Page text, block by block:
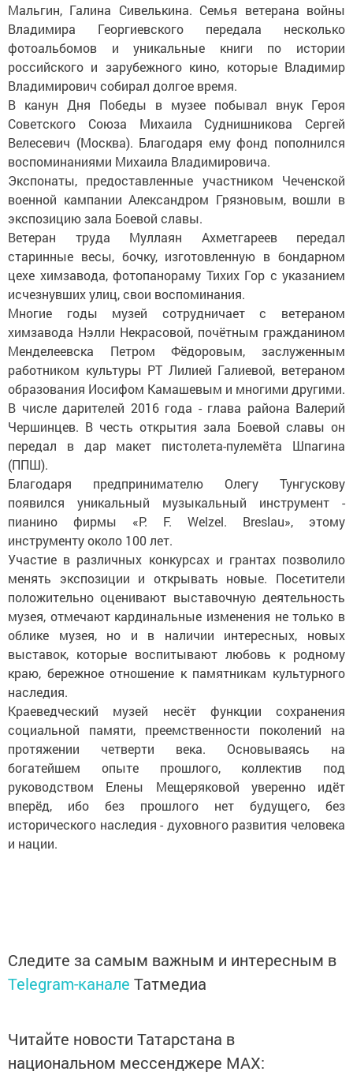
Мальгин, Галина Сивелькина. Семья ветерана войны
Владимира Георгиевского передала несколько
фотоальбомов и уникальные книги по истории
российского и зарубежного кино, которые Владимир
Владимирович собирал долгое время.
В канун Дня Победы в музее побывал внук Героя
Советского Союза Михаила Суднишникова Сергей
Велесевич (Москва). Благодаря ему фонд пополнился
воспоминаниями Михаила Владимировича.
Экспонаты, предоставленные участником Чеченской
военной кампании Александром Грязновым, вошли в
экспозицию зала Боевой славы.
Ветеран труда Муллаян Ахметгареев передал
старинные весы, бочку, изготовленную в бондарном
цехе химзавода, фотопанораму Тихих Гор с указанием
исчезнувших улиц, свои воспоминания.
Многие годы музей сотрудничает с ветераном
химзавода Нэлли Некрасовой, почётным гражданином
Менделеевска Петром Фёдоровым, заслуженным
работником культуры РТ Лилией Галиевой, ветераном
образования Иосифом Камашевым и многими другими.
В числе дарителей 2016 года - глава района Валерий
Чершинцев. В честь открытия зала Боевой славы он
передал в дар макет пистолета-пулемёта Шпагина
(ППШ).
Благодаря предпринимателю Олегу Тунгускову
появился уникальный музыкальный инструмент -
пианино фирмы «P. F. Welzel. Breslau», этому
инструменту около 100 лет.
Участие в различных конкурсах и грантах позволило
менять экспозиции и открывать новые. Посетители
положительно оценивают выставочную деятельность
музея, отмечают кардинальные изменения не только в
облике музея, но и в наличии интересных, новых
выставок, которые воспитывают любовь к родному
краю, бережное отношение к памятникам культурного
наследия.
Краеведческий музей несёт функции сохранения
социальной памяти, преемственности поколений на
протяжении четверти века. Основываясь на
богатейшем опыте прошлого, коллектив под
руководством Елены Мещеряковой уверенно идёт
вперёд, ибо без прошлого нет будущего, без
исторического наследия - духовного развития человека
и нации.
Следите за самым важным и интересным в
Telegram-канале Татмедиа
Читайте новости Татарстана в
национальном мессенджере MАХ: